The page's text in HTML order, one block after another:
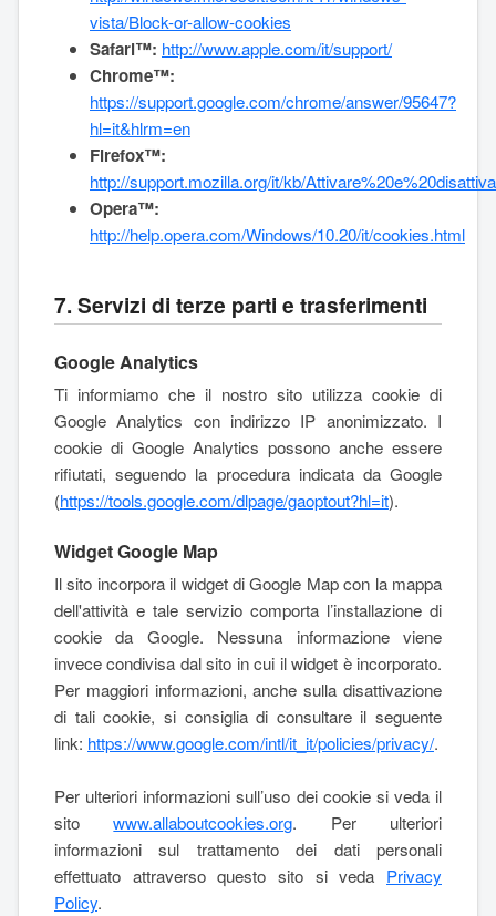
vista/Block-or-allow-cookies
Safari™: http://www.apple.com/it/support/
Chrome™:
https://support.google.com/chrome/answer/95647?
hl=it&hlrm=en
Firefox™:
http://support.mozilla.org/it/kb/
Opera™:
http://help.opera.com/Windows/10.20/it/cookies.html
7. Servizi di terze parti e trasferimenti
Google Analytics
Ti informiamo che il nostro sito utilizza cookie di
Google Analytics con indirizzo IP anonimizzato. I
cookie di Google Analytics possono anche essere
rifiutati, seguendo la procedura indicata da Google
(https://tools.google.com/dlpage/gaoptout?hl=it).
Widget Google Map
Il sito incorpora il widget di Google Map con la mappa
dell'attività e tale servizio comporta l’installazione di
cookie da Google. Nessuna informazione viene
invece condivisa dal sito in cui il widget è incorporato.
Per maggiori informazioni, anche sulla disattivazione
di tali cookie, si consiglia di consultare il seguente
link: https://www.google.com/intl/it_it/policies/privacy/.
Per ulteriori informazioni sull’uso dei cookie si veda il
sitowww.allaboutcookies.org. Per ulteriori
informazioni sul trattamento dei dati personali
effettuato attraverso questo sito si veda Privacy
Policy.